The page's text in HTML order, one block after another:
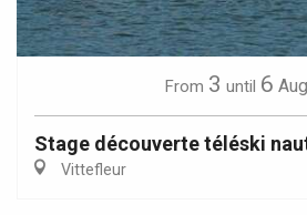
From 3 until 6
Stage découverte téléski
Vittefleur